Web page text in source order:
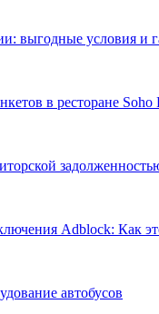
выгодные условия и
в ресторане Soho
Adblock: Как
автобусов